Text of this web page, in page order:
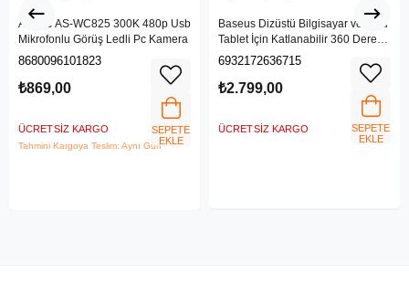
Asonic AS-WC825 300K 480p Usb
Mikrofonlu Görüş Ledli Pc Kamera
8680096101823
₺869,00
ÜCRETSIZ KARGO
Tahmini Kargoya Teslim: Aynı Gün
SEPETE
EKLE
Baseus Dizüstü Bilgisayar ve iPad
Tablet İçin Katlanabilir 360 Derece
Döndürülebilir Stand
6932172636715
₺2.799,00
ÜCRETSIZ KARGO
SEPETE
EKLE